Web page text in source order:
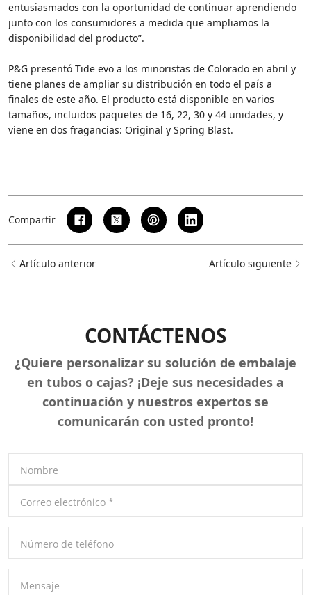
entusiasmados con la oportunidad de continuar aprendiendo
junto con los consumidores a medida que ampliamos la
disponibilidad del producto”.
P&G presentó Tide evo a los minoristas de Colorado en abril y
tiene planes de ampliar su distribución en todo el país a
finales de este año. El producto está disponible en varios
tamaños, incluidos paquetes de 16, 22, 30 y 44 unidades, y
viene en dos fragancias: Original y Spring Blast.
Compartir
Artículo anterior Artículo siguiente
CONTÁCTENOS
¿Quiere personalizar su solución de embalaje
en tubos o cajas? ¡Deje sus necesidades a
continuación y nuestros expertos se
comunicarán con usted pronto!
Nombre
Correo electrónico *
Número de teléfono
Mensaje